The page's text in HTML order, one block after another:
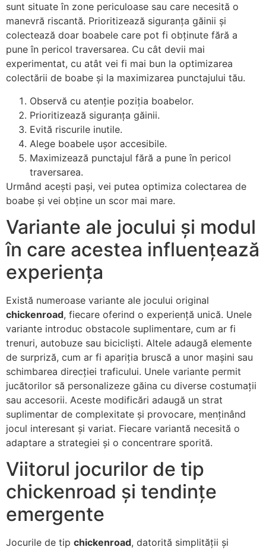
sunt situate în zone periculoase sau care necesită o
manevră riscantă. Prioritizează siguranța găinii și
colectează doar boabele care pot fi obținute fără a
pune în pericol traversarea. Cu cât devii mai
experimentat, cu atât vei fi mai bun la optimizarea
colectării de boabe și la maximizarea punctajului tău.
Observă cu atenție poziția boabelor.
Prioritizează siguranța găinii.
Evită riscurile inutile.
Alege boabele ușor accesibile.
Maximizează punctajul fără a pune în pericol
traversarea.
Urmând acești pași, vei putea optimiza colectarea de
boabe și vei obține un scor mai mare.
Variante ale jocului și modul
în care acestea influențează
experiența
Există numeroase variante ale jocului original
chickenroad, fiecare oferind o experiență unică. Unele
variante introduc obstacole suplimentare, cum ar fi
trenuri, autobuze sau bicicliști. Altele adaugă elemente
de surpriză, cum ar fi apariția bruscă a unor mașini sau
schimbarea direcției traficului. Unele variante permit
jucătorilor să personalizeze găina cu diverse costumații
sau accesorii. Aceste modificări adaugă un strat
suplimentar de complexitate și provocare, menținând
jocul interesant și variat. Fiecare variantă necesită o
adaptare a strategiei și o concentrare sporită.
Viitorul jocurilor de tip
chickenroad și tendințe
emergente
Jocurile de tip chickenroad, datorită simplității și